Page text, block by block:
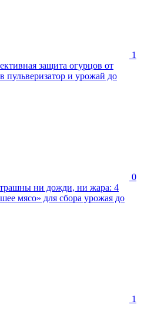
1
защита огурцов от
пульверизатор и урожай до
0
ни дожди, ни жара: 4
мясо» для сбора урожая до
1